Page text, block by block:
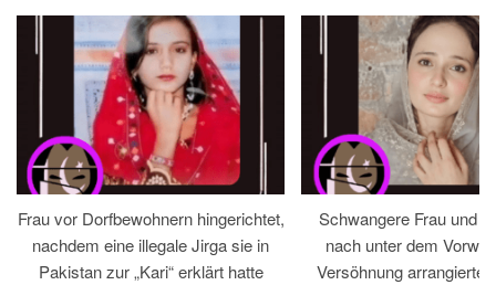
Frau vor Dorfbewohnern hingerichtet,
nachdem eine illegale Jirga sie in
Pakistan zur „Kari“ erklärt hatte
Schwangere Frau und
nach unter dem
Versöhnung